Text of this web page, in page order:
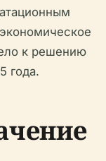
к решению
года.